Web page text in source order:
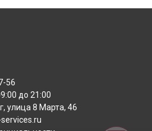
56
до 21:00
улица 8 Марта, 46